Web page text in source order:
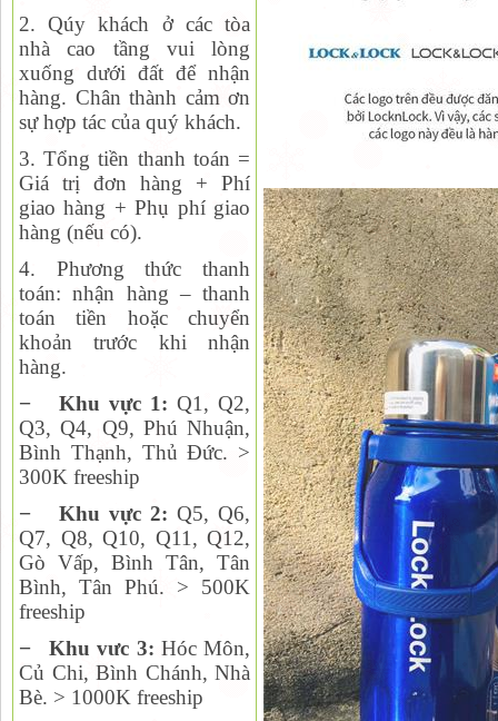
2. Qúy khách ở các tòa
nhà cao tầng vui lòng
xuống dưới đất để nhận
hàng. Chân thành cảm ơn
sự hợp tác của quý khách.
3. Tổng tiền thanh toán =
Giá trị đơn hàng + Phí
giao hàng + Phụ phí giao
hàng (nếu có).
4. Phương thức thanh
toán: nhận hàng – thanh
toán tiền hoặc chuyển
khoản trước khi nhận
hàng.
−
Khu vực 1: Q1, Q2,
Q3, Q4, Q9, Phú Nhuận,
Bình Thạnh, Thủ Đức. >
300K freeship
−
Khu vực 2: Q5, Q6,
Q7, Q8, Q10, Q11, Q12,
Gò Vấp, Bình Tân, Tân
Bình, Tân Phú. > 500K
freeship
−
Khu vưc 3: Hóc Môn,
Củ Chi, Bình Chánh, Nhà
Bè. > 1000K freeship